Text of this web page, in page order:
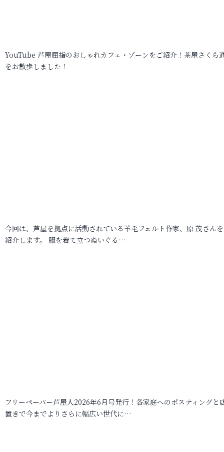
YouTube 芦屋屈指のおしゃれカフェ・ゾーンをご紹介！茶屋さくら
をお散歩しました！
今回は、芦屋を拠点に活動されている羊毛フェルト作家、原 茂さん
紹介します。 服を着て立つぬいぐる…
フリーペーパー芦屋人2026年6月号発行！各家庭へのポスティングと
置きで今までよりさらに幅広い世代に…